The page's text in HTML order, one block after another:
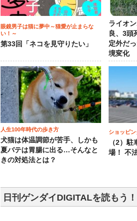
眼鏡男子は猫に夢中～猫愛が止まらな
い！～
第33回「ネコを見守りたい」
ライオ
良、3頭
定外だ
境変化
人生100年時代の歩き方
犬猫は体温調節が苦手、しかも
夏バテは胃腸に出る…そんなと
きの対処法とは？
ショッピ
（2）
場！ 不
日刊ゲンダイDIGITALを読もう！